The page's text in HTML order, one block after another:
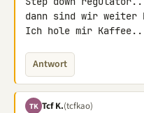
dann sind wir weiter
Ich hole mir
Antwort
TK Tcf K.(tcfkao)